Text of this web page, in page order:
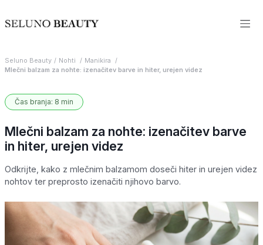
Seluno Beauty Nohti
Manikira
Mlečni balzam za nohte: izenačitev barve in hiter, urejen videz
Čas branja: 8 min
Mlečni balzam za nohte: izenačitev barve
in hiter, urejen videz
Odkrijte, kako z mlečnim balzamom doseči hiter in urejen videz
nohtov ter preprosto izenačiti njihovo barvo.